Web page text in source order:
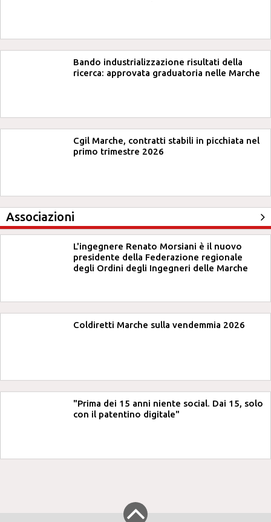
Bando industrializzazione risultati della
ricerca: approvata graduatoria nelle Marche
Cgil Marche, contratti stabili in picchiata nel
primo trimestre 2026
Associazioni
L'ingegnere Renato Morsiani è il nuovo
presidente della Federazione regionale
degli Ordini degli Ingegneri delle Marche
Coldiretti Marche sulla vendemmia 2026
"Prima dei 15 anni niente social. Dai 15, solo
con il patentino digitale"